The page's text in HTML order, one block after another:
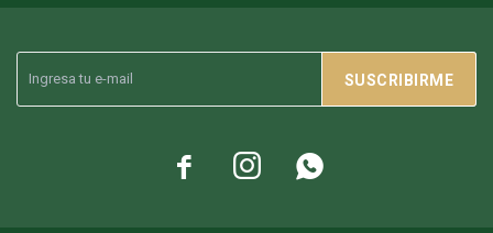
SUSCRIBIRME
  